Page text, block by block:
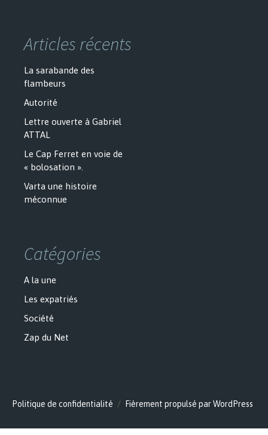
Articles récents
La sarabande des
flambeurs
Autorité
Lettre ouverte à Gabriel
ATTAL
Le Cap Ferret en voie de
« bolosation ».
Varta une histoire
méconnue
Catégories
A la une
Les expatriés
Société
Zap du Net
Politique de confidentialité Fièrement propulsé par WordPress